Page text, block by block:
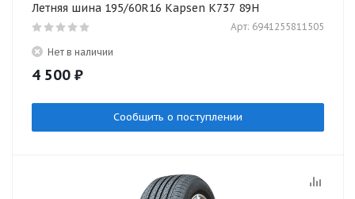
Летняя шина 195/60R16 Kapsen K737 89H
Арт: 6941255811505
Нет в наличии
4 500 ₽
Сообщить о поступлении